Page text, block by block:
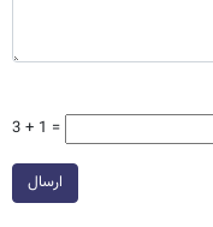
3 + 1 =
ارسال